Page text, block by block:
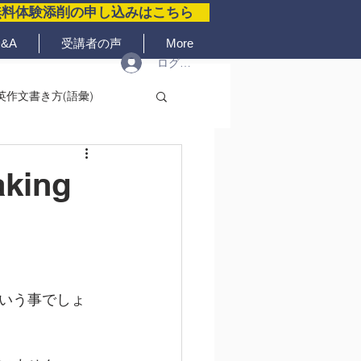
体験添削の申し込みはこちら
受講者の声 More
ログイン
作文書き方(語彙)
う事でしょ